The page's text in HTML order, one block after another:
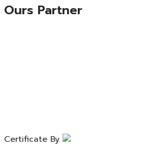
Ours Partner
Certificate By